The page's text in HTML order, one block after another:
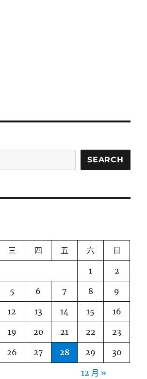
SEARCH
三 四 五 六 日
1 2
5 6 7 8 9
12 13 14 15 16
19 20 21 22 23
26 27 28 29 30
12 月 »